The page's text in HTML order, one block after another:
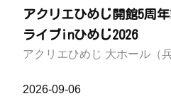
アクリエひめじ開館5周
ライブinひめじ2026
アクリエひめじ 大ホール（兵
2026-09-06